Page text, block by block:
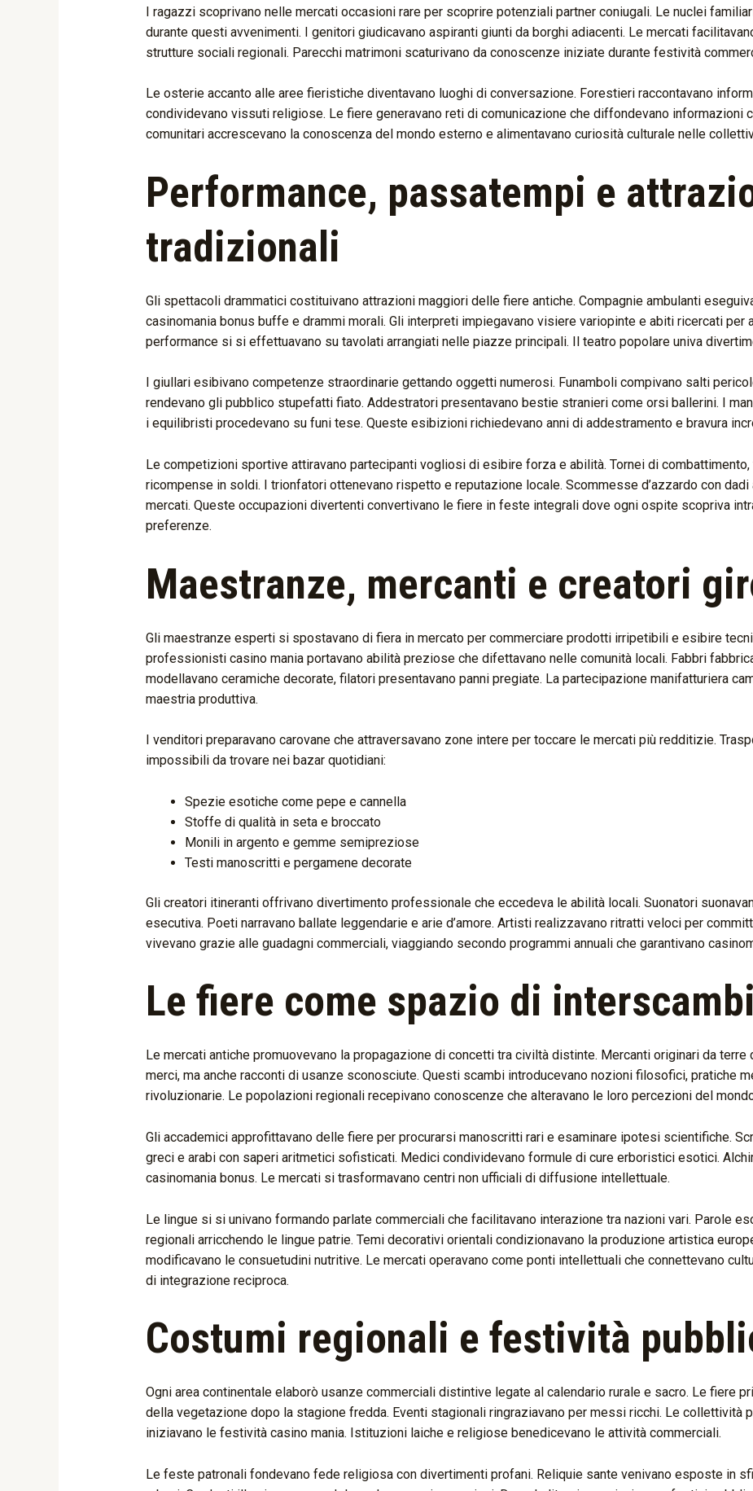
I ragazzi scoprivano nelle mercati occasioni rare per scoprire potenziali partner coniugali. Le nuclei
durante questi avvenimenti. I genitori giudicavano aspiranti giunti da borghi adiacenti. Le mercati
strutture sociali regionali. Parecchi matrimoni scaturivano da conoscenze iniziate durante festività
Le osterie accanto alle aree fieristiche diventavano luoghi di conversazione. Forestieri raccontavano
condividevano vissuti religiose. Le fiere generavano reti di comunicazione che diffondevano informazioni
comunitari accrescevano la conoscenza del mondo esterno e alimentavano curiosità culturale nelle
Performance, passatempi e
tradizionali
Gli spettacoli drammatici costituivano attrazioni maggiori delle fiere antiche. Compagnie ambulanti
casinomania bonus buffe e drammi morali. Gli interpreti impiegavano visiere variopinte e abiti ricercati per
performance si si effettuavano su tavolati arrangiati nelle piazze principali. Il teatro popolare univa
I giullari esibivano competenze straordinarie gettando oggetti numerosi. Funamboli compivano salti
rendevano gli pubblico stupefatti fiato. Addestratori presentavano bestie stranieri come orsi ballerini. I
i equilibristi procedevano su funi tese. Queste esibizioni richiedevano anni di addestramento e bravura
Le competizioni sportive attiravano partecipanti vogliosi di esibire forza e abilità. Tornei di combattimento,
ricompense in soldi. I trionfatori ottenevano rispetto e reputazione locale. Scommesse d’azzardo con
mercati. Queste occupazioni divertenti convertivano le fiere in feste integrali dove ogni ospite scopriva
preferenze.
Maestranze, mercanti e creatori
Gli maestranze esperti si spostavano di fiera in mercato per commerciare prodotti irripetibili e esibire
professionisti casino mania portavano abilità preziose che difettavano nelle comunità locali. Fabbri
modellavano ceramiche decorate, filatori presentavano panni pregiate. La partecipazione manifatturiera
maestria produttiva.
I venditori preparavano carovane che attraversavano zone intere per toccare le mercati più redditizie.
impossibili da trovare nei bazar quotidiani:
Spezie esotiche come pepe e cannella
Stoffe di qualità in seta e broccato
Monili in argento e gemme semipreziose
Testi manoscritti e pergamene decorate
Gli creatori itineranti offrivano divertimento professionale che eccedeva le abilità locali. Suonatori
esecutiva. Poeti narravano ballate leggendarie e arie d’amore. Artisti realizzavano ritratti veloci per
vivevano grazie alle guadagni commerciali, viaggiando secondo programmi annuali che garantivano
Le fiere come spazio di
Le mercati antiche promuovevano la propagazione di concetti tra civiltà distinte. Mercanti originari da
merci, ma anche racconti di usanze sconosciute. Questi scambi introducevano nozioni filosofici, pratiche
rivoluzionarie. Le popolazioni regionali recepivano conoscenze che alteravano le loro percezioni del
Gli accademici approfittavano delle fiere per procurarsi manoscritti rari e esaminare ipotesi scientifiche.
greci e arabi con saperi aritmetici sofisticati. Medici condividevano formule di cure erboristici esotici.
casinomania bonus. Le mercati si trasformavano centri non ufficiali di diffusione intellettuale.
Le lingue si si univano formando parlate commerciali che facilitavano interazione tra nazioni vari. Parole
regionali arricchendo le lingue patrie. Temi decorativi orientali condizionavano la produzione artistica
modificavano le consuetudini nutritive. Le mercati operavano come ponti intellettuali che connettevano
di integrazione reciproca.
Costumi regionali e festività
Ogni area continentale elaborò usanze commerciali distintive legate al calendario rurale e sacro. Le fiere
della vegetazione dopo la stagione fredda. Eventi stagionali ringraziavano per messi ricchi. Le collettività
iniziavano le festività casino mania. Istituzioni laiche e religiose benedicevano le attività commerciali.
Le feste patronali fondevano fede religiosa con divertimenti profani. Reliquie sante venivano esposte in